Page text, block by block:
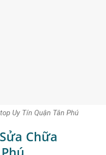
Uy Tín Quận Tân Phú
Chữa